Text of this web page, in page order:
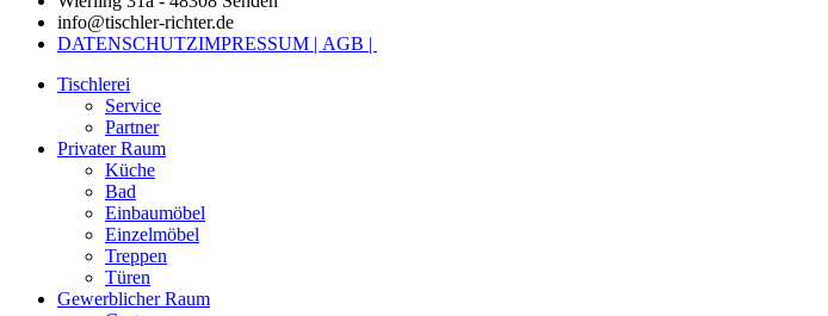
info@tischler-richter.de
DATENSCHUTZIMPRESSUM | AGB |
Tischlerei
Service
Partner
Privater Raum
Küche
Bad
Einbaumöbel
Einzelmöbel
Treppen
Türen
Gewerblicher Raum